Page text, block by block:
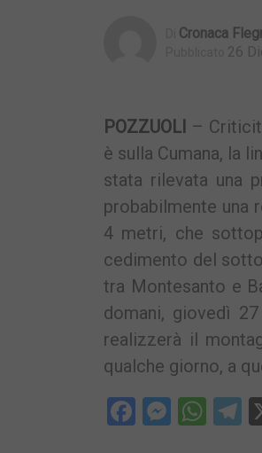
Cronaca
26
POZZUOLI –
è sulla Cumana, la
stata rilevata una
probabilmente una
4 metri, che
cedimento del
tra Montesanto e
domani, giovedì
realizzerà il
qualche giorno, a
Facebook